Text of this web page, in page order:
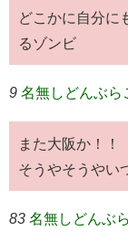
どこかに自分に
るゾンビ
9 名無しどんぶら
また大阪か！！
そうやそうやい
83 名無しどんぶ